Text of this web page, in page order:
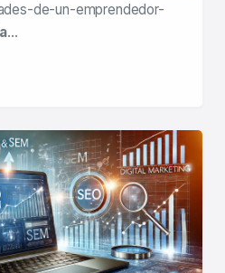
de-un-emprendedor-
…